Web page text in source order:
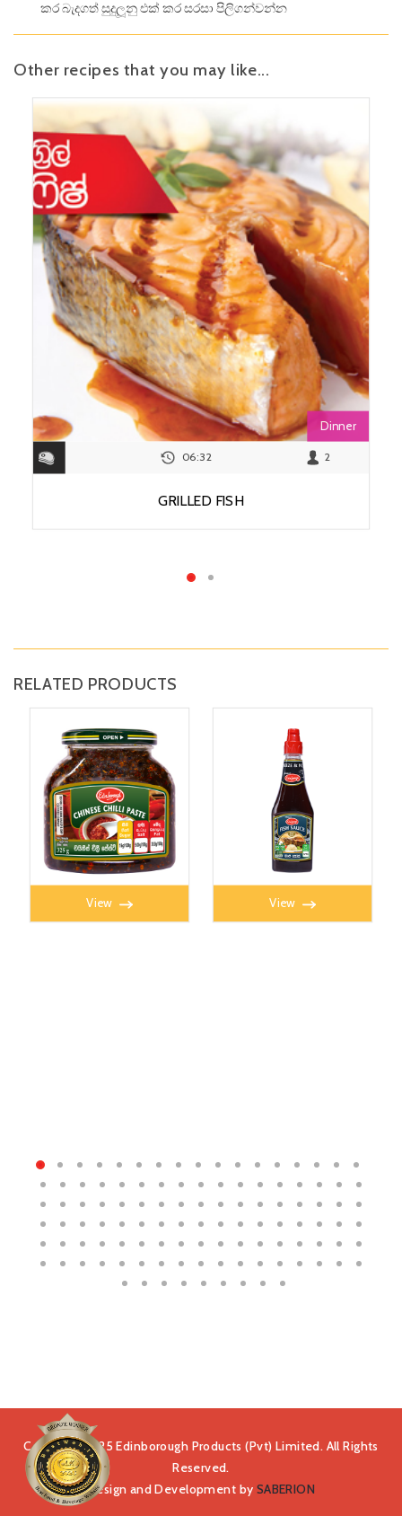
කර බැදගත් සුදුලූනු එක් කර සරසා පිලිගන්වන්න
Other recipes that you may like...
06:32 2
GRILLED FISH
Dinner
RELATED PRODUCTS
CHILLI PASTE 325g
View
FISH SAUCE 350ml
View
Copyright 2025 Edinborough Products (Pvt) Limited. All Rights
Reserved.
Design and Development by SABERION